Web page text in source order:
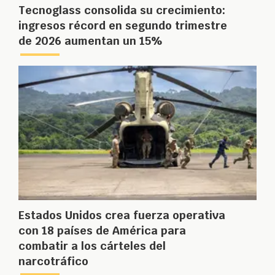
Tecnoglass consolida su crecimiento:
ingresos récord en segundo trimestre
de 2026 aumentan un 15%
Estados Unidos crea fuerza operativa
con 18 países de América para
combatir a los cárteles del
narcotráfico